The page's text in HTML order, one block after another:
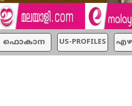
ഫൊകാന US-PROFILES